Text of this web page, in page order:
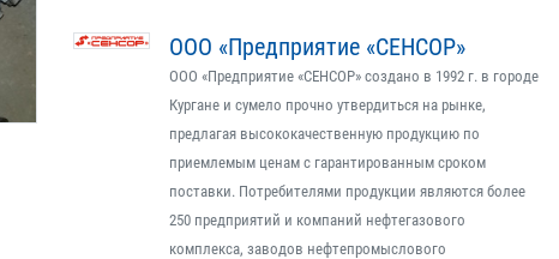
ООО «Предприятие «СЕНСОР»
ООО «Предприятие «СЕНСОР» создано в 1992 г. в городе
Кургане и сумело прочно утвердиться на рынке,
предлагая высококачественную продукцию по
приемлемым ценам с гарантированным сроком
поставки. Потребителями продукции являются более
250 предприятий и компаний нефтегазового
комплекса, заводов нефтепромыслового